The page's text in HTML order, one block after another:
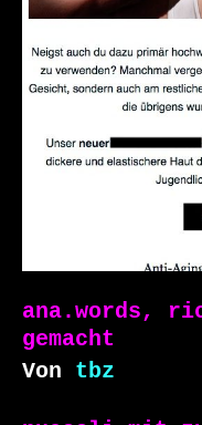
ana.words,
gemacht
Von tbz